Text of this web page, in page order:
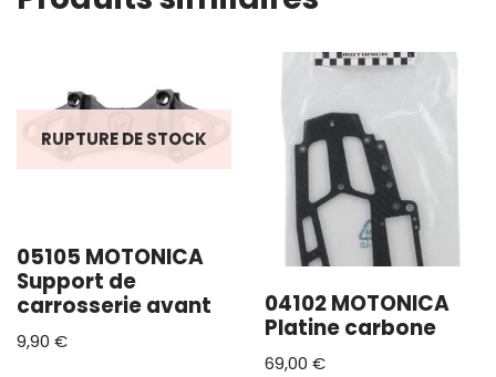
RUPTURE DE STOCK
05105 MOTONICA
Support de
carrosserie avant
9,90 €
04102 MOTONICA
Platine carbone
69,00 €